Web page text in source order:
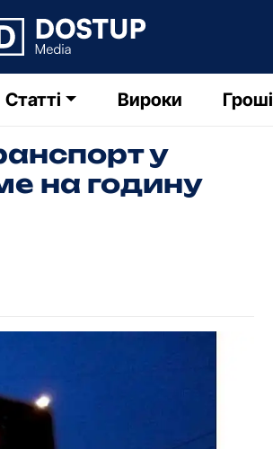
Статті Вироки Гроші
у
на годину